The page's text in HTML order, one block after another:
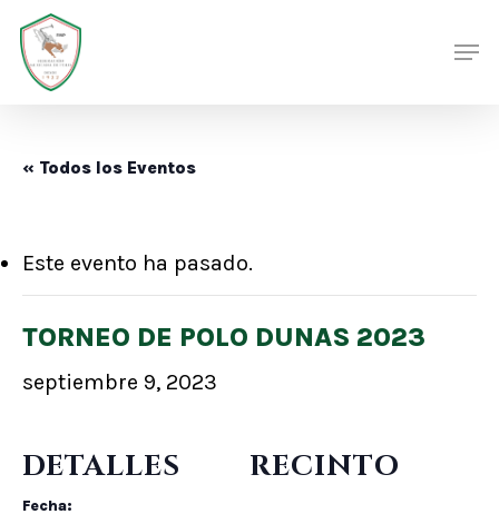
Skip
main
« Todos los Eventos
Este evento ha pasado.
TORNEO DE POLO DUNAS 2023
septiembre 9, 2023
DETALLES
Fecha:
RECINTO